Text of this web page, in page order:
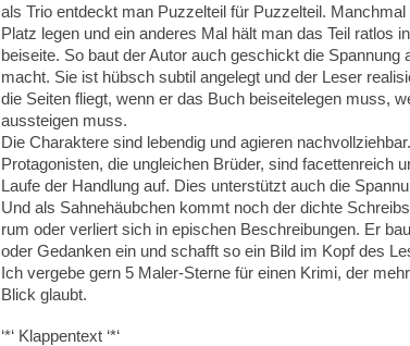
als Trio entdeckt man Puzzelteil für Puzzelteil.
Platz legen und ein anderes Mal hält man das Teil ratlos
beiseite. So baut der Autor auch geschickt die Spannung
macht. Sie ist hübsch subtil angelegt und der Leser
die Seiten fliegt, wenn er das Buch beiseitelegen muss,
aussteigen muss.
Die Charaktere sind lebendig und agieren
Protagonisten, die ungleichen Brüder, sind facettenreich
Laufe der Handlung auf. Dies unterstützt auch die
Und als Sahnehäubchen kommt noch der dichte
rum oder verliert sich in epischen Beschreibungen. Er
oder Gedanken ein und schafft so ein Bild im Kopf des
Ich vergebe gern 5 Maler-Sterne für einen Krimi, der
Blick glaubt.
‘*‘ Klappentext ‘*‘